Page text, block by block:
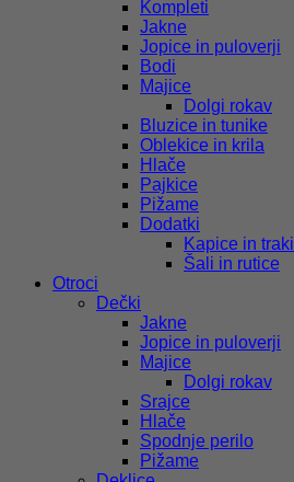
Kompleti
Jakne
Jopice in puloverji
Bodi
Majice
Dolgi rokav
Bluzice in tunike
Oblekice in krila
Hlače
Pajkice
Pižame
Dodatki
Kapice in traki
Šali in rutice
Otroci
Dečki
Jakne
Jopice in puloverji
Majice
Dolgi rokav
Srajce
Hlače
Spodnje perilo
Pižame